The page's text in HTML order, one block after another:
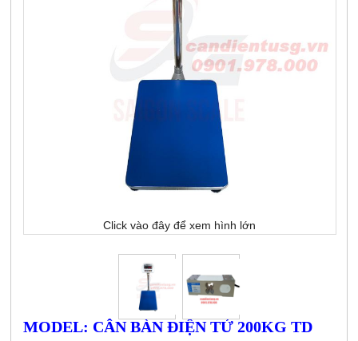
Click vào đây để xem hình lớn
MODEL: CÂN BÀN ĐIỆN TỬ 200KG TD